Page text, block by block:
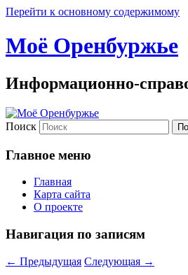
Перейти к основному содержимому
Моё Оренбуржье
Информационно-
Поиск
Главное меню
Главная
Карта сайта
О проекте
Навигация по записям
← Предыдущая Следующая →